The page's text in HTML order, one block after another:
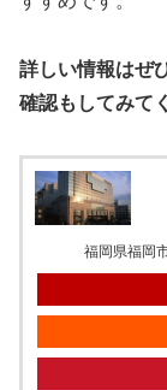
詳しい情報はぜ
確認もしてみて
福岡県福岡